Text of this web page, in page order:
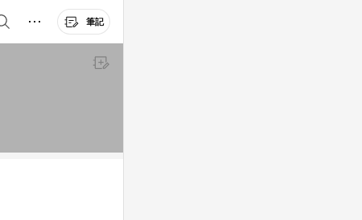
筆記